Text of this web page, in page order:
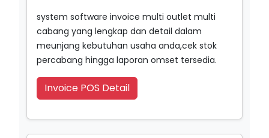
system software invoice multi outlet multi
cabang yang lengkap dan detail dalam
meunjang kebutuhan usaha anda,cek stok
percabang hingga laporan omset tersedia.
Invoice POS Detail